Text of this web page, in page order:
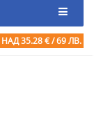
НАД 35.28 € / 69 ЛВ.